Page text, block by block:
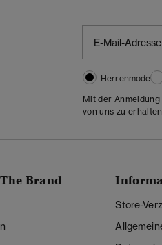
Herrenmode
Mit der
von uns zu
Brand
Store-